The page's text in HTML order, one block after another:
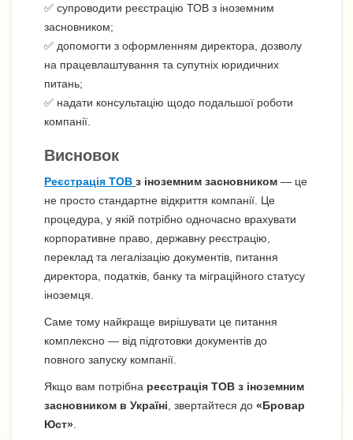
✅ супроводити реєстрацію ТОВ з іноземним
засновником;
✅ допомогти з оформленням директора, дозволу
на працевлаштування та супутніх юридичних
питань;
✅ надати консультацію щодо подальшої роботи
компанії.
Висновок
Реєстрація ТОВ з іноземним засновником — це
не просто стандартне відкриття компанії. Це
процедура, у якій потрібно одночасно врахувати
корпоративне право, державну реєстрацію,
переклад та легалізацію документів, питання
директора, податків, банку та міграційного статусу
іноземця.
Саме тому найкраще вирішувати це питання
комплексно — від підготовки документів до
повного запуску компанії.
Якщо вам потрібна реєстрація ТОВ з іноземним
засновником в Україні , звертайтеся до «Бровар
Юст»